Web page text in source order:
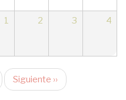
1 2 3 4
Siguiente ››